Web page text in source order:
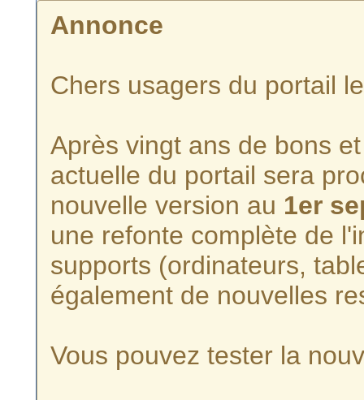
Annonce
Chers usagers du portail
Après vingt ans de bons
actuelle du portail sera
nouvelle version au 1er
une refonte complète de
supports (ordinateurs,
également de nouvelles
Vous pouvez tester la